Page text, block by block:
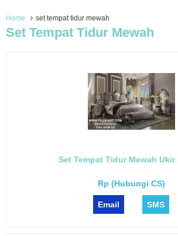
Home set tempat tidur mewah
Set Tempat Tidur Mewah
Set Tempat Tidur Mewah Ukir
Rp (Hubungi CS)
Email SMS